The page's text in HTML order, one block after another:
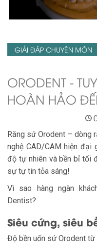
GIẢI ĐÁP CHUYÊN MÔN
ORODENT -
HOÀN HẢO
Răng sứ Orodent – dòng
nghệ CAD/CAM hiện
độ tự nhiên và bền bỉ tối
sự tự tin tỏa sáng!
Vì sao hàng ngàn
Dentist?
Siêu cứng, siêu
Độ bền uốn sứ Orodent